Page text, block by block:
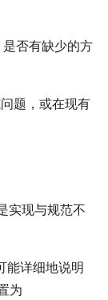
否有缺少的方
题，或在现有
实现与规范不
能详细地说明
为